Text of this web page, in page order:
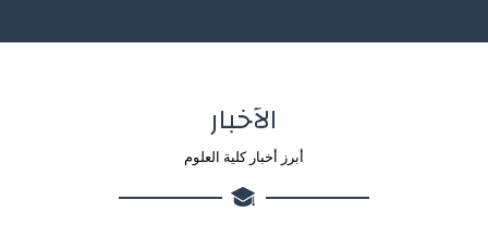
الأخبار
أبرز أخبار كلية العلوم